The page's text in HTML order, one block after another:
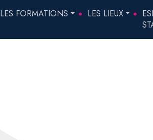
LES FORMATIONS LES LIEUX